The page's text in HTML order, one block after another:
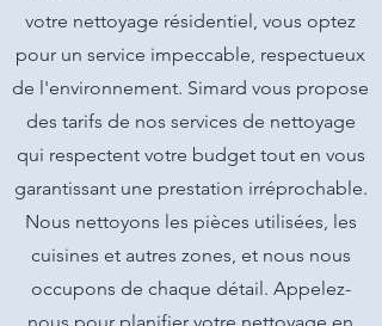
votre nettoyage résidentiel, vous optez
pour un service impeccable, respectueux
de l'environnement. Simard vous propose
des tarifs de nos services de nettoyage
qui respectent votre budget tout en vous
garantissant une prestation irréprochable.
Nous nettoyons les pièces utilisées, les
cuisines et autres zones, et nous nous
occupons de chaque détail. Appelez-